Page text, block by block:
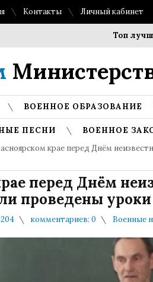
Контакты Личный кабинет
Топ лучших
ВОЕННОЕ ОБРАЗОВАНИЕ
ПЕСНИ ВОЕННОЕ
крае перед Днём
перед Днём
проведены
комментариев: 0 Военные